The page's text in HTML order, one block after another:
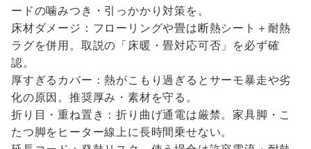
ードの噛みつき・引っかかり対策を。
床材ダメージ：フローリングや畳は断熱シート＋耐熱
ラグを併用。取説の「床暖・畳対応可否」を必ず確
認。
厚すぎるカバー：熱がこもり過ぎるとサーモ暴走や劣
化の原因。推奨厚み・素材を守る。
折り目・重ね置き：折り曲げ通電は厳禁。家具脚・こ
たつ脚をヒーター線上に長時間乗せない。